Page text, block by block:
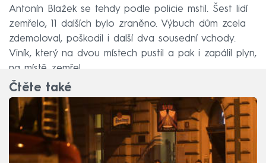
Antonín Blažek se tehdy podle policie mstil. Šest lidí
zemřelo, 11 dalších bylo zraněno. Výbuch dům zcela
zdemoloval, poškodil i další dva sousední vchody.
Viník, který na dvou místech pustil a pak i zapálil plyn,
na místě zemřel.
Čtěte také